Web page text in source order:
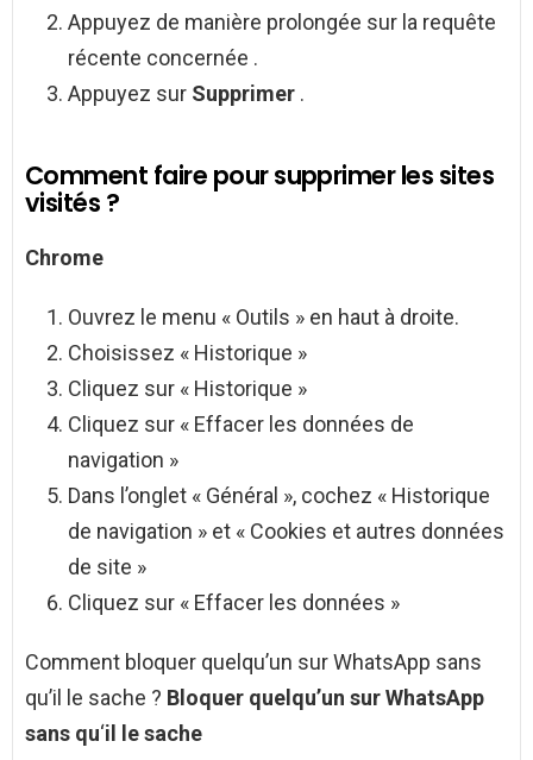
Appuyez de manière prolongée sur la requête
récente concernée .
Appuyez sur Supprimer .
Comment faire pour supprimer les sites
visités ?
Chrome
Ouvrez le menu « Outils » en haut à droite.
Choisissez « Historique »
Cliquez sur « Historique »
Cliquez sur « Effacer les données de
navigation »
Dans l’onglet « Général », cochez « Historique
de navigation » et « Cookies et autres données
de site »
Cliquez sur « Effacer les données »
Comment bloquer quelqu’un sur WhatsApp sans
qu’il le sache ? Bloquer quelqu’un sur WhatsApp
sans qu‘il le sache